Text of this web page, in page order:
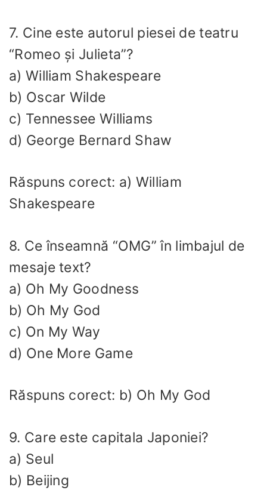
7. Cine este autorul piesei de teatru
“Romeo și Julieta”?
a) William Shakespeare
b) Oscar Wilde
c) Tennessee Williams
d) George Bernard Shaw
Răspuns corect: a) William
Shakespeare
8. Ce înseamnă “OMG” în limbajul de
mesaje text?
a) Oh My Goodness
b) Oh My God
c) On My Way
d) One More Game
Răspuns corect: b) Oh My God
9. Care este capitala Japoniei?
a) Seul
b) Beijing